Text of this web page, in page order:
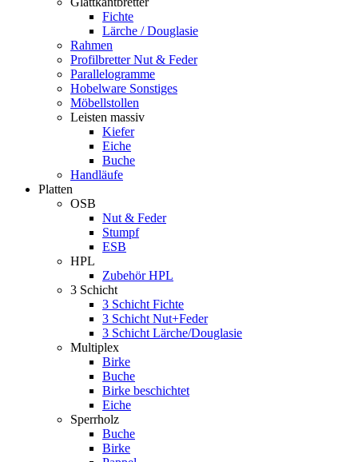
Fichte
Lärche / Douglasie
Rahmen
Profilbretter Nut & Feder
Parallelogramme
Hobelware Sonstiges
Möbellstollen
Leisten massiv
Kiefer
Eiche
Buche
Handläufe
Platten
OSB
Nut & Feder
Stumpf
ESB
HPL
Zubehör HPL
3 Schicht
3 Schicht Fichte
3 Schicht Nut+Feder
3 Schicht Lärche/Douglasie
Multiplex
Birke
Buche
Birke beschichtet
Eiche
Sperrholz
Buche
Birke